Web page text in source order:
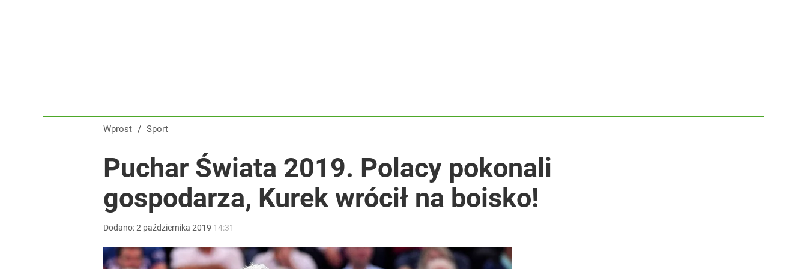
Wprost / Sport
Puchar Świata 2019. Polacy pokonali
gospodarza, Kurek wrócił na boisko!
Dodano:2 października 2019 14:31